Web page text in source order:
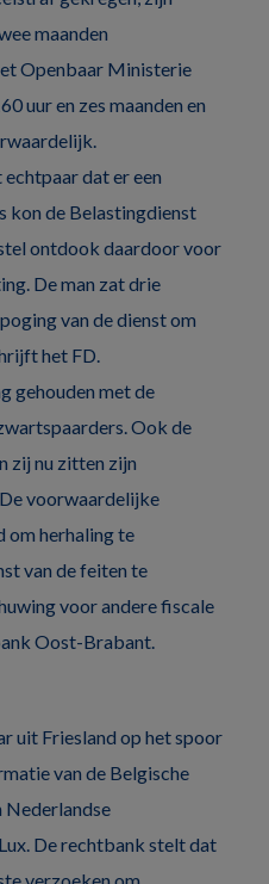
maanden
Openbaar Ministerie
uur en zes maanden en
dat er een
kon de Belastingdienst
ontdook daardoor voor
De man zat drie
van de dienst om
het FD.
gehouden met de
Ook de
zij nu zitten zijn
voorwaardelijke
om herhaling te
van de feiten te
voor andere fiscale
Oost-Brabant.
uit Friesland op het spoor
van de Belgische
Nederlandse
De rechtbank stelt dat